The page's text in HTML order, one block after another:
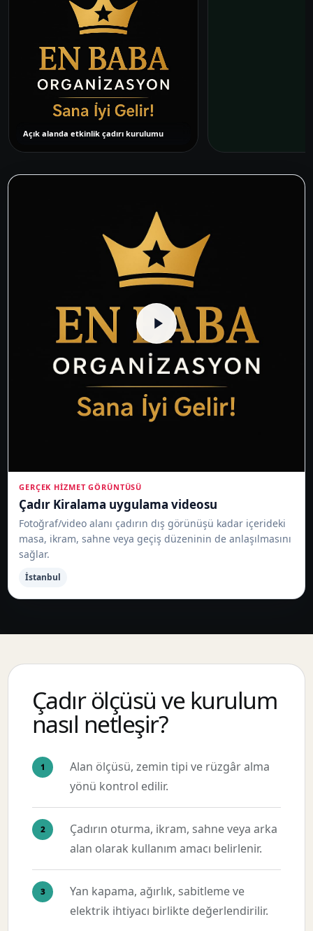
Açık alanda etkinlik çadırı kurulumu
GERÇEK HIZMET GÖRÜNTÜSÜ
Çadır Kiralama uygulama videosu
Fotoğraf/video alanı çadırın dış görünüşü kadar içerideki
masa, ikram, sahne veya geçiş düzeninin de anlaşılmasını
sağlar.
İstanbul
Çadır ölçüsü ve kurulum
nasıl netleşir?
Alan ölçüsü, zemin tipi ve rüzgâr alma
yönü kontrol edilir.
Çadırın oturma, ikram, sahne veya arka
alan olarak kullanım amacı belirlenir.
Yan kapama, ağırlık, sabitleme ve
elektrik ihtiyacı birlikte değerlendirilir.